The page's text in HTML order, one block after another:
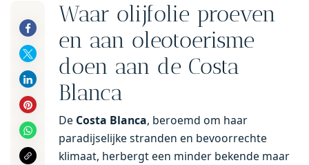
Waar olijfolie proeven
en aan oleotoerisme
doen aan de Costa
Blanca
De Costa Blanca, beroemd om haar
paradijselijke stranden en bevoorrechte
klimaat, herbergt een minder bekende maar